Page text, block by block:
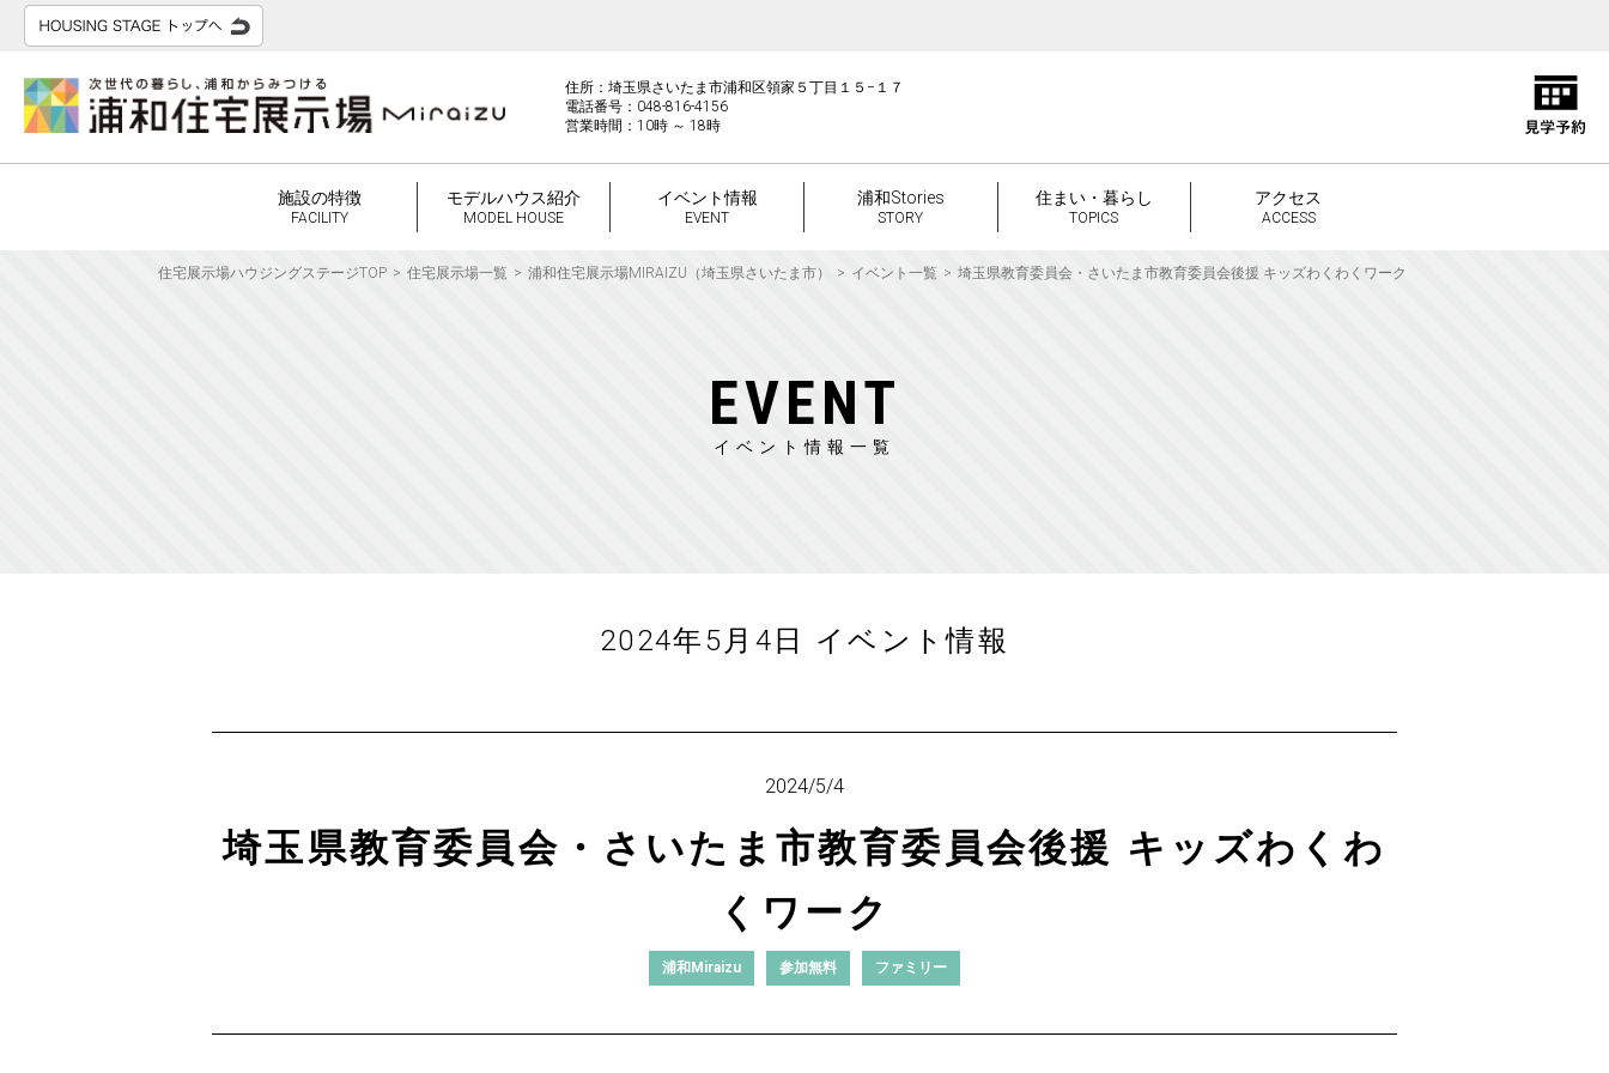
住所：埼玉県さいたま市浦和区領家５丁目１５−１７
電話番号：048-816-4156
営業時間：10時 ～ 18時
施設の特徴
FACILITY
モデルハウス紹介
MODEL HOUSE
イベント情報
EVENT
浦和Stories
STORY
住まい・暮らし
TOPICS
アクセス
ACCESS
住宅展示場ハウジングステージTOP 住宅展示場一覧 浦和住宅展示場MIRAIZU（埼玉県さいたま市） イベント一覧 埼玉県教育委員会・さいたま市教育委員会後援 キッズわくわくワーク
EVENT
イベント情報一覧
2024年5月4日 イベント情報
2024/5/4
埼玉県教育委員会・さいたま市教育委員会後援 キッズわくわ
くワーク
浦和Miraizu 参加無料 ファミリー